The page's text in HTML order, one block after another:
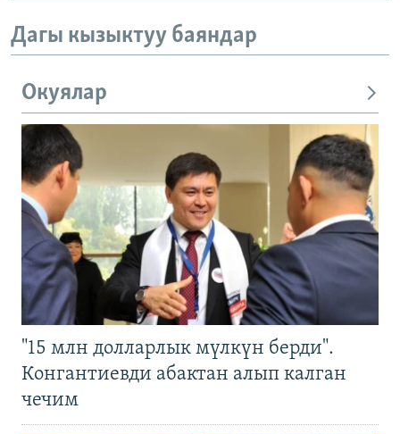
Дагы кызыктуу баяндар
Окуялар
"15 млн долларлык мүлкүн берди".
Конгантиевди абактан алып калган
чечим